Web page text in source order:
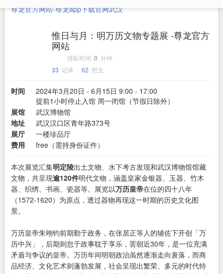
尊龙官方网站-尊龙app下载官网武汉
惟日与月：明万历文物专题展 -尊龙官方
网站
排队时间 0 分钟
33 记录 62 想去
时间
2024年3月20日 - 6月15日 9:00 - 17:00
提前1小时停止入馆 周一闭馆（节假日除外）
展馆
武汉博物馆
地址
武汉汉口区青年路373号
展厅
一楼珍品厅
费用
free（需持身份证件）
本次展览汇集明定陵出土文物、水下考古发现和武汉博物馆馆藏
文物，共呈现逾120件明代文物，涵盖皇家金银器、玉器、竹木
器、织绣、书画、瓷器等。展览以万历皇帝在位的四十八年
（1572-1620）为原点，透过器物再现这一时期的历史文化图
景。
万历皇帝朱翊钧前期勤于政务，在张居正等人的辅佐下开创「万
历中兴」，后期则怠于政事耽于享乐，罢朝近30年，是一位充满
矛盾与争议的皇帝。万历年间明朝政治虽然逐渐走向衰落，而商
品经济、文化艺术则蓬勃发展，社会呈现出繁荣、多元的时代特